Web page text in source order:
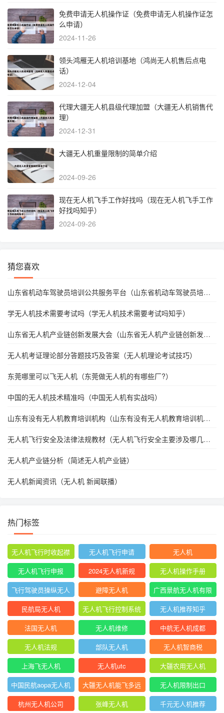
免费申请无人机操作证（免费申请无人机操作证怎
么申请）
2024-11-26
领头鸿雁无人机培训基地（鸿尚无人机售后点电
话）
2024-12-04
代理大疆无人机县级代理加盟（大疆无人机销售代
理）
2024-12-31
大疆无人机重量限制的简单介绍
2024-09-26
现在无人机飞手工作好找吗（现在无人机飞手工作
好找吗知乎）
2024-09-26
猜您喜欢
山东省机动车驾驶员培训公共服务平台（山东省机动车驾驶员培训
学无人机技术需要考试吗（学无人机技术需要考试吗知乎）
山东省无人机产业链创新发展大会（山东省无人机产业链创新发展
无人机考证理论部分答题技巧及答案（无人机理论考试技巧）
东莞哪里可以飞无人机（东莞做无人机的有哪些厂?）
中国的无人机技术精准吗（中国无人机有实战吗）
山东有没有无人机教育培训机构（山东有没有无人机教育培训机构
无人机飞行安全及法律法规教材（无人机飞行安全主要涉及哪几个
无人机产业链分析（简述无人机产业链）
无人机新闻资讯（无人机 新闻联播）
热门标签
无人机飞行时收起襟
翼
无人机飞行申请
无人机
无人机飞行申报
2024无人机新规
无人机操作手册
飞行驾驶员操纵无人
机坡度转弯时
避障无人机
广西景航无人机有限
公司官网首页
民航局无人机
无人机飞行控制系统
中的pid控制器
无人机推荐知乎
法国无人机
无人机维修
中航无人机成都
无人机法规
部队无人机
无人机智商税
上海飞无人机
无人机utc
大疆农用无人机
中国民航aopa无人机
驾驶员合格证
大疆无人机能飞多远
无人机限制出口
杭州无人机公司
张峰无人机 千元无人机推荐